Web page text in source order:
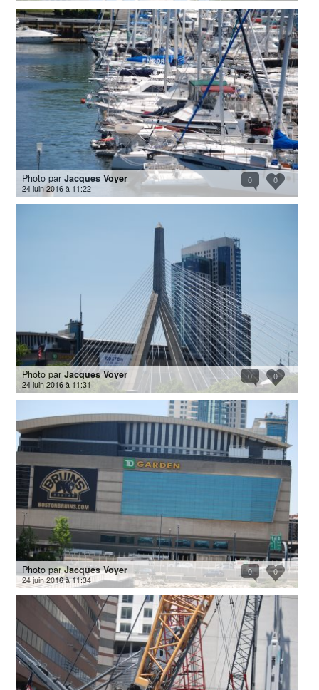
0
0
Photo par Jacques Voyer
24 juin 2016 à 11:22
0
0
Photo par Jacques Voyer
24 juin 2016 à 11:31
0
0
Photo parJacques Voyer
24 juin 2016 à 11:34